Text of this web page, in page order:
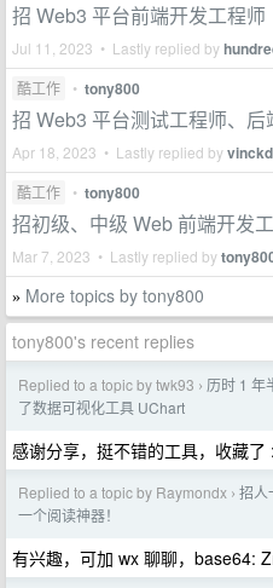
招 Web3 平台前端开发工程师
Jul 11, 2023 • Lastly replied by
酷工作 • tony800
招 Web3 平台测试工程师、
Apr 18, 2023 • Lastly replied by
酷工作 • tony800
招初级、中级 Web 前端开发
Mar 7, 2023 • Lastly replied by
» More topics by tony800
tony800's recent replies
Replied to a topic by twk93 › 历时 1 年
了数据可视化工具 UChart
感谢分享，挺不错的工具，收藏了
Replied to a topic by Raymondx › 招人
一个阅读神器！
有兴趣，可加 wx 聊聊，base64: